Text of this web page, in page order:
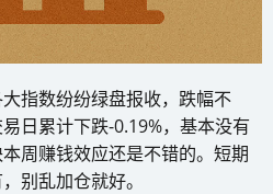
指数纷纷绿盘报收，跌幅不
日累计下跌-0.19%，基本没有
周赚钱效应还是不错的。短期
别乱加仓就好。